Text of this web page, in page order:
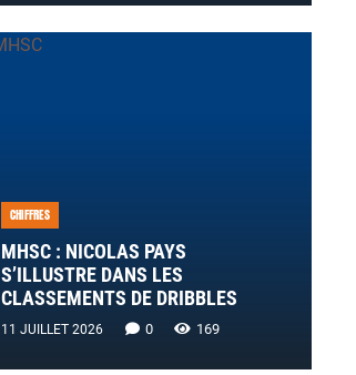
CHIFFRES
MHSC : NICOLAS PAYS
S’ILLUSTRE DANS LES
CLASSEMENTS DE DRIBBLES
11 JUILLET 2026 0 169